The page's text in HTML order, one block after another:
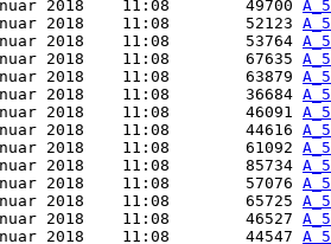
2018    11:08        49700
2018    11:08        52123
2018    11:08        53764
2018    11:08        67635
2018    11:08        63879
2018    11:08        36684
2018    11:08        46091
2018    11:08        44616
2018    11:08        61092
2018    11:08        85734
2018    11:08        57076
2018    11:08        65725
2018    11:08        46527
2018    11:08        44547